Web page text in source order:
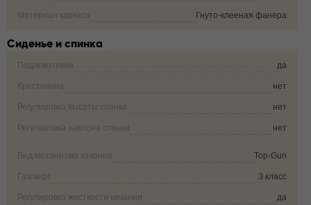
Материал каркаса Гнуто-клееная фанера
Сиденье и спинка
Подлокотники да
Крестовина нет
Регулировка высоты спинки нет
Регулировка наклона спинки нет
Вид механизма качания Top-Gun
Газлифт 3 класс
Регулировка жесткости качания да